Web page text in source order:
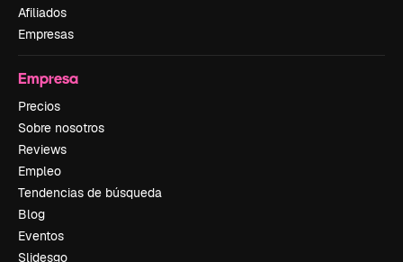
Afiliados
Empresas
Empresa
Precios
Sobre nosotros
Reviews
Empleo
Tendencias de búsqueda
Blog
Eventos
Slidesgo